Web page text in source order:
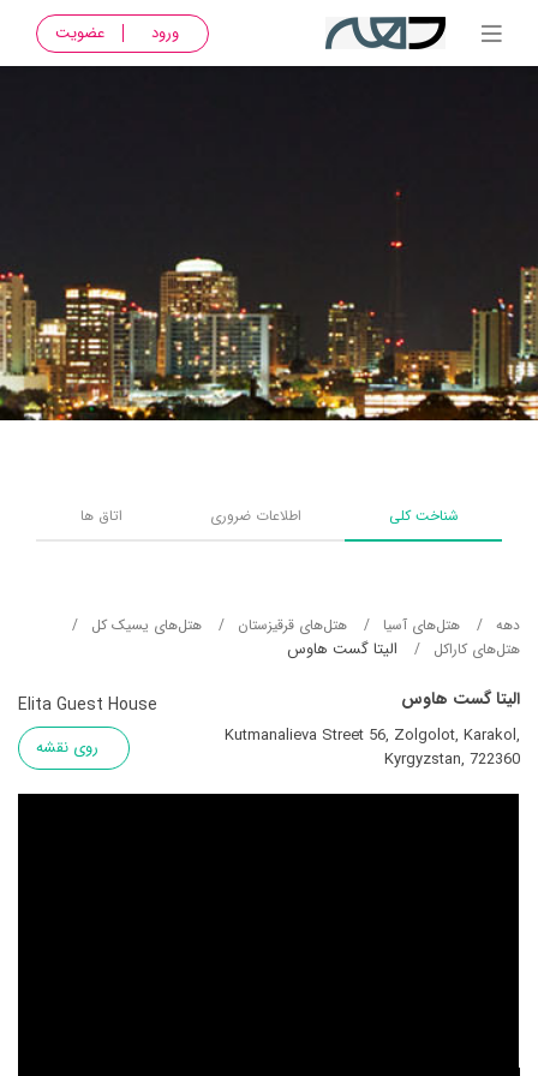
ورود عضویت
شناخت کلی اطلاعات ضروری اتاق ها
دهه هتل‌های آسيا هتل‌های قرقیزستان
هتل‌های یسیک کل
هتل‌های کاراکل
الیتا گست هاوس
الیتا گست هاوس Elita Guest House
Kutmanalieva Street 56, Zolgolot, Karakol,
Kyrgyzstan, 722360
روی نقشه